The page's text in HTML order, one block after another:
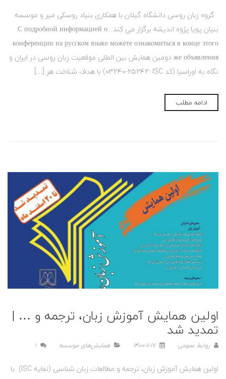
گروه زبان روسی دانشگاه گیلان با همکاری بنیاد روسکی میر و موسسه
بنیان پویا پژوه اندیشه برگزار می کند: С подробной информацией о
конференции на русском языке можете ознакомиться в конце этого
же объявления دومین همایش بین المللی موقعیت زبان روسی در ایران و
نگاه به اوراسیا (کد ISC :٢۵٢۴٢-٠٣٢۴٠) با هدف شناخت هر […]
ادامه مطلب
اولین همایش آموزش زبان، ترجمه و … |
تمدید شد
روابط عمومی 1400-11-17 همایش‌های موسسه 1
اولین همایش آموزش زبان، ترجمه و مطالعات زبان شناسی (نمایه ISC) با